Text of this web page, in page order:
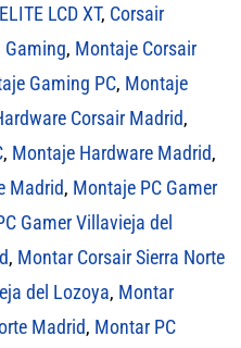
LCD XT, Corsair
Gaming, Montaje Corsair
Gaming PC, Montaje
Corsair Madrid,
, Montaje Hardware Madrid,
Madrid, Montaje PC Gamer
Gamer Villavieja del
, Montar Corsair Sierra Norte
del Lozoya, Montar
Madrid, Montar PC